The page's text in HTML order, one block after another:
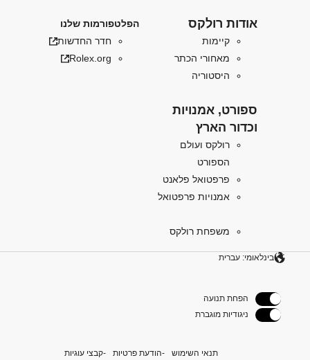
אודות רולקס
קיימות
מאחורי הכתר
היסטוריה
ספורט, אמנויות
וכדור הארץ
רולקס ועולם
הספורט
פרפטואל פלאנט
אמנויות פרפטואל
משפחת רולקס
הפלטפורמות שלנו
חדר החדשות
Rolex.org
בינלאומי: עברית
הפחת תנועה
ניגודיות מוגברת
תנאי השימוש הודעת פרטיות קבצי עוגיות